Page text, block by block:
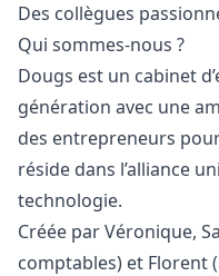
Des collègues
Qui sommes-nous ?
Dougs est un cabinet
génération avec une
des entrepreneurs
réside dans l’alliance
technologie.
Créée par Véronique,
comptables) et Florent